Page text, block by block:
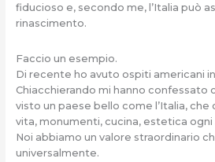
fiducioso e, secondo me, l’Italia può
rinascimento.
Faccio un esempio.
Di recente ho avuto ospiti americani
Chiacchierando mi hanno confessato
visto un paese bello come l’Italia, che
vita, monumenti, cucina, estetica
Noi abbiamo un valore straordinario
universalmente.